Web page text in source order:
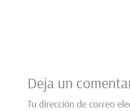
Deja un
Tu dirección de correo